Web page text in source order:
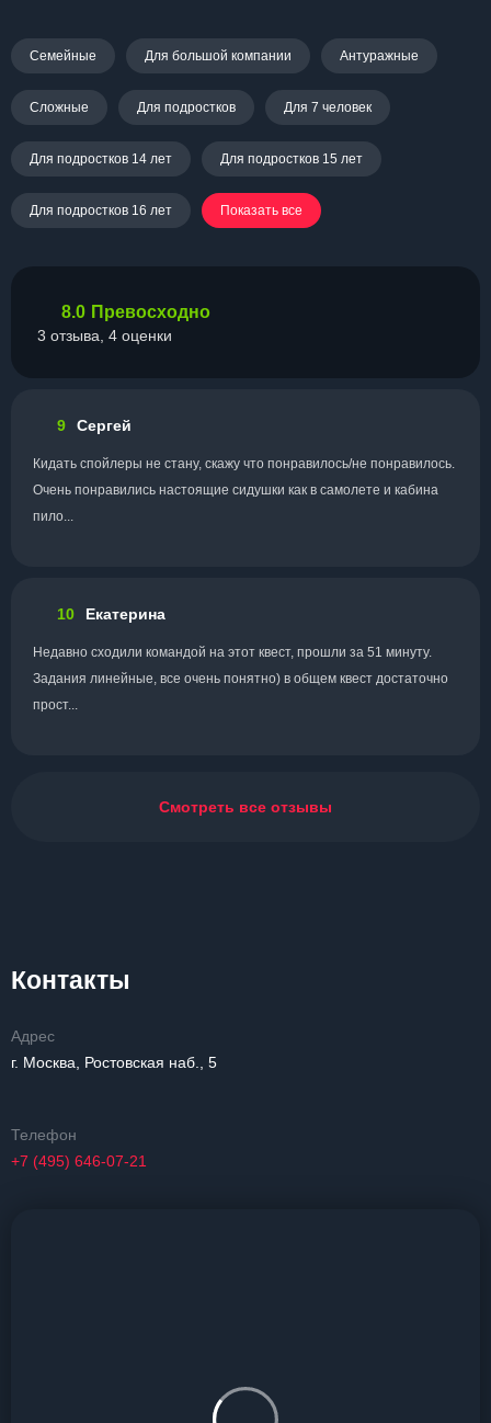
Семейные Для большой компании Антуражные
Сложные Для подростков Для 7 человек
Для подростков 14 лет Для подростков 15 лет
Для подростков 16 лет Показать все
8.0 Превосходно
3 отзыва, 4 оценки
9 Сергей
Кидать спойлеры не стану, скажу что понравилось/не понравилось.
Очень понравились настоящие сидушки как в самолете и кабина
пило...
10 Екатерина
Недавно сходили командой на этот квест, прошли за 51 минуту.
Задания линейные, все очень понятно) в общем квест достаточно
прост...
Смотреть все отзывы
Контакты
Адрес
г. Москва, Ростовская наб., 5
Телефон
+7 (495) 646-07-21